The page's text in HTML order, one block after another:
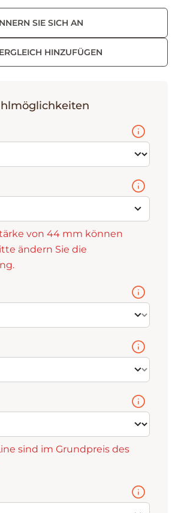
SIE SICH AN
HINZUFÜGEN
von 44 mm können
ändern Sie die
sind im Grundpreis des